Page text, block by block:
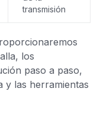
transmisión
los
paso a paso,
y las herramientas